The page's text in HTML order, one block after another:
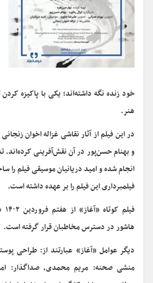
خود زنده نگه داشته‌اند؛ یکی با پاکیزه
هنر.
در این فیلم از آثار نقاشی غزاله اخوان
و بهنام حسن­‌پور در آن نقش‌­آفرینی کرده‌­اند.
انجام شده و امید دریانیان موسیقی فیلم را
فیلمبرداری این فیلم را بر عهده داشته است.
هاشور در دسترس مخاطبان قرار گرفته است.
دیگر عوامل «آغاز» عبارتند از: طراحی
منشی صحنه: مریم محمدی، صداگذار: